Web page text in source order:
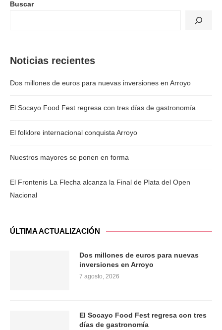
Buscar
Noticias recientes
Dos millones de euros para nuevas inversiones en Arroyo
El Socayo Food Fest regresa con tres días de gastronomía
El folklore internacional conquista Arroyo
Nuestros mayores se ponen en forma
El Frontenis La Flecha alcanza la Final de Plata del Open
Nacional
ÚLTIMA ACTUALIZACIÓN
Dos millones de euros para nuevas
inversiones en Arroyo
7 agosto, 2026
El Socayo Food Fest regresa con tres
días de gastronomía